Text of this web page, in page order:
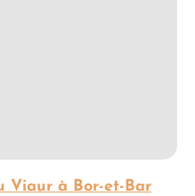
Viaur à Bor-et-Bar